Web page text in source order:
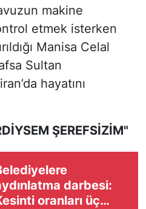
makine
etmek isterken
Manisa Celal
Sultan
hayatını
ŞEREFSİZİM"
darbesi:
oranları üç